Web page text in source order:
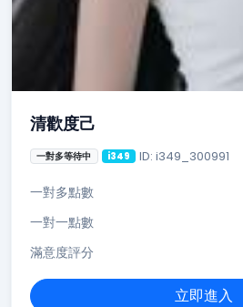
清歡度己
一對多等待中 i349 ID: i349_300991
一對多點數
一對一點數
滿意度評分
立即進入